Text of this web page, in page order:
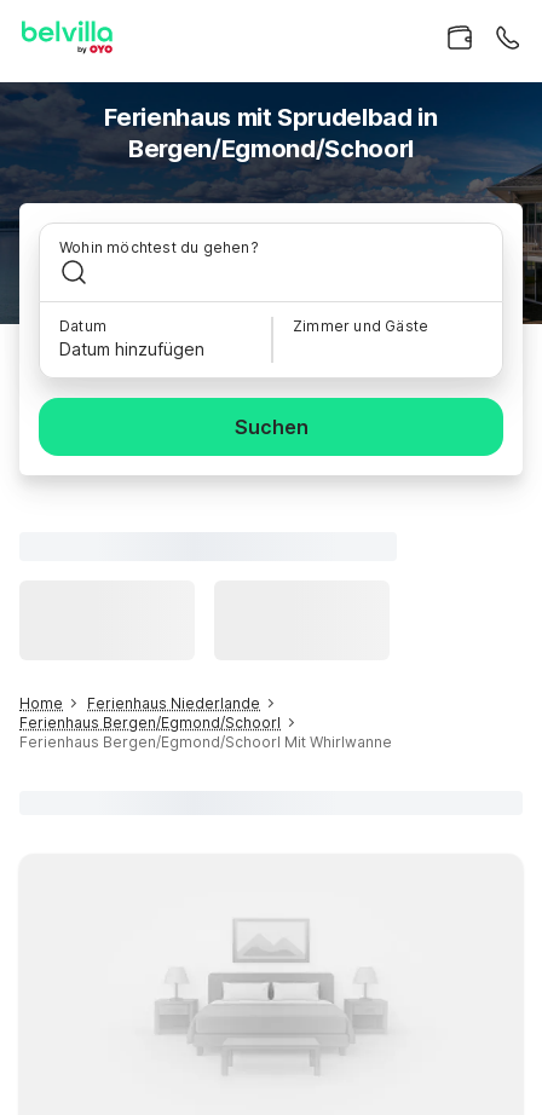
Ferienhaus mit Sprudelbad in
Bergen/Egmond/Schoorl
Wohin möchtest du gehen?
Datum
Datum hinzufügen
Zimmer und Gäste
Suchen
Home
Ferienhaus Niederlande
Ferienhaus Bergen/Egmond/Schoorl
Ferienhaus Bergen/Egmond/Schoorl Mit Whirlwanne